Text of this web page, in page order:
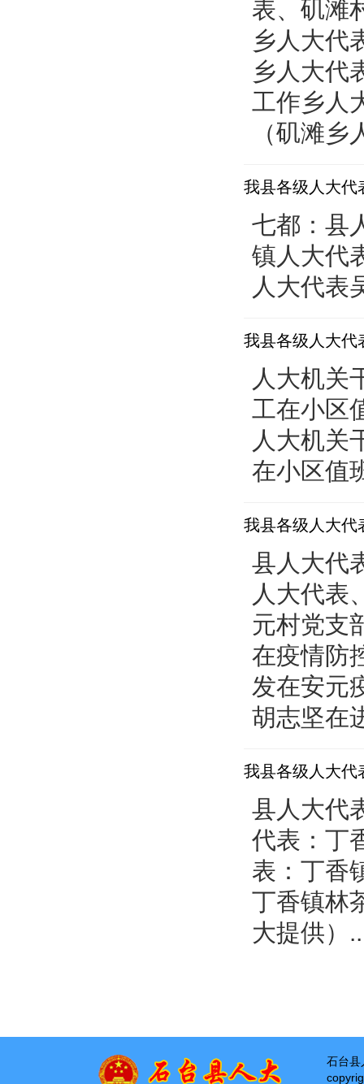
表、矶滩
乡人大代
乡人大代
工作乡人
（矶滩乡
我县各级人大代
七都：县
镇人大代
人大代表
我县各级人大代
人大机关
工在小区
人大机关
在小区值
我县各级人大代
县人大代
人大代表
元村党支
在疫情防
发在安元
胡志坚在
我县各级人大代
县人大代
代表：丁
表：丁香
丁香镇林
大提供）
石台县